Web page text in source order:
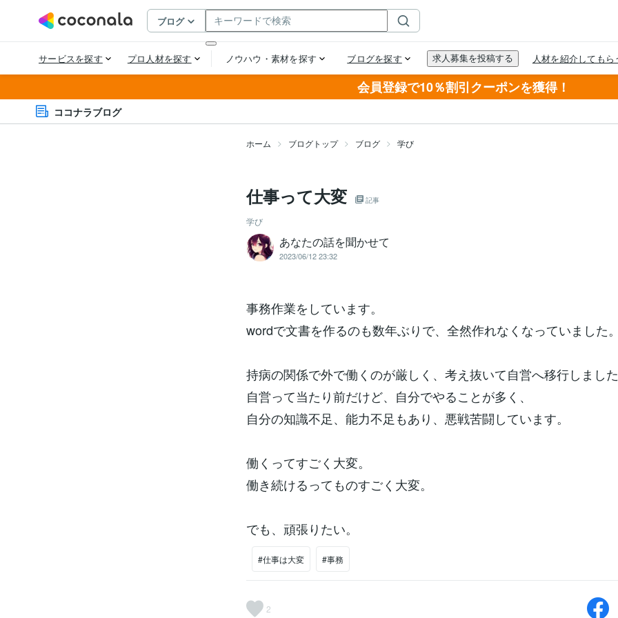
会員登録で10％割引クーポンを獲得！
ココナラブログ
ホーム ブログトップ ブログ 学び
仕事って大変 記事
学び
あなたの話を聞かせて
2023/06/12 23:32
事務作業をしています。
wordで文書を作るのも数年ぶりで、全然作れなくなっていました
持病の関係で外で働くのが厳しく、考え抜いて自営へ移行しまし
自営って当たり前だけど、自分でやることが多く、
自分の知識不足、能力不足もあり、悪戦苦闘しています。
働くってすごく大変。
働き続けるってものすごく大変。
でも、頑張りたい。
#仕事は大変 #事務
2